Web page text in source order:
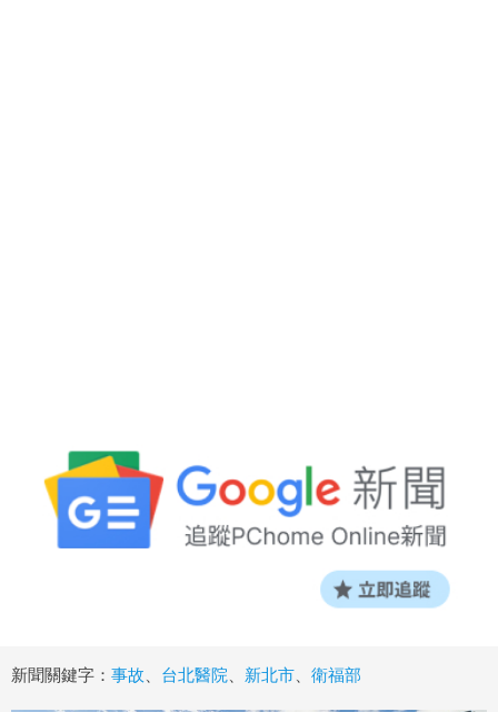
新聞關鍵字： 事故 台北醫院 新北市 衛福部